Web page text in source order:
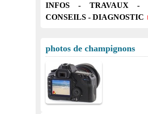
INFOS - TRAVAUX -
CONSEILS - DIAGNOSTIC
photos de champignons